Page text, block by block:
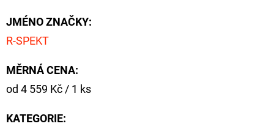
JMÉNO ZNAČKY:
R-SPEKT
MĚRNÁ CENA:
Měrná
od 4 559 Kč / 1 ks
KATEGORIE: